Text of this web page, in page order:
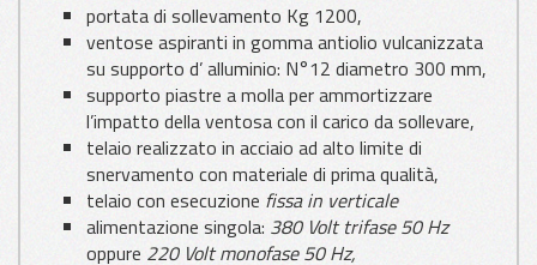
portata di sollevamento Kg 1200,
ventose aspiranti in gomma antiolio vulcanizzata
su supporto d’ alluminio: N°12 diametro 300 mm,
supporto piastre a molla per ammortizzare
l’impatto della ventosa con il carico da sollevare,
telaio realizzato in acciaio ad alto limite di
snervamento con materiale di prima qualità,
telaio con esecuzione fissa in verticale
alimentazione singola: 380 Volt trifase 50 Hz
oppure 220 Volt monofase 50 Hz,